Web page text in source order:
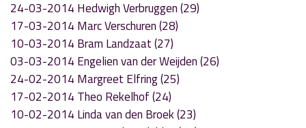
24-03-2014 Hedwigh Verbruggen (29)
17-03-2014 Marc Verschuren (28)
10-03-2014 Bram Landzaat (27)
03-03-2014 Engelien van der Weijden (26)
24-02-2014 Margreet Elfring (25)
17-02-2014 Theo Rekelhof (24)
10-02-2014 Linda van den Broek (23)